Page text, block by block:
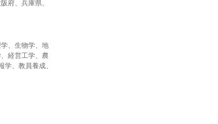
府、兵庫県、
、生物学、地
経営工学、農
、教員養成、